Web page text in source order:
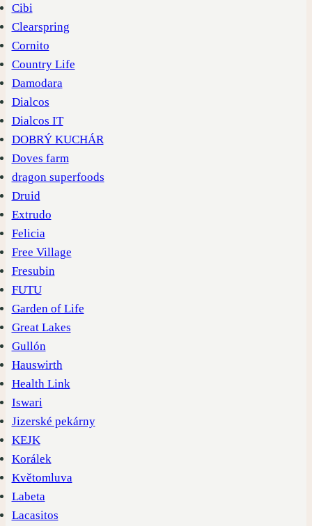
Cibi
Clearspring
Cornito
Country Life
Damodara
Dialcos
Dialcos IT
DOBRÝ KUCHÁR
Doves farm
dragon superfoods
Druid
Extrudo
Felicia
Free Village
Fresubin
FUTU
Garden of Life
Great Lakes
Gullón
Hauswirth
Health Link
Iswari
Jizerské pekárny
KEJK
Korálek
Květomluva
Labeta
Lacasitos